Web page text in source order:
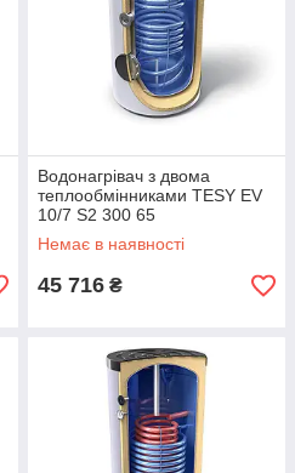
Водонагрівач з двома
теплообмінниками TESY EV
10/7 S2 300 65
Немає в наявності
45 716 ₴